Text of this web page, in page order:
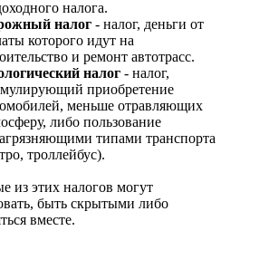
налога.
налог - налог, деньги от
которого идут на
и ремонт автотрасс.
налог - налог,
приобретение
меньше отравляющих
либо пользование
типами транспорта
троллейбус).
из этих налогов могут
быть скрытыми либо
вместе.